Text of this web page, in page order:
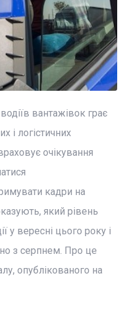
вантажівок грає
і логістичних
очікування
кадри на
який рівень
у вересні цього року і
з серпнем. Про це
опублікованого на